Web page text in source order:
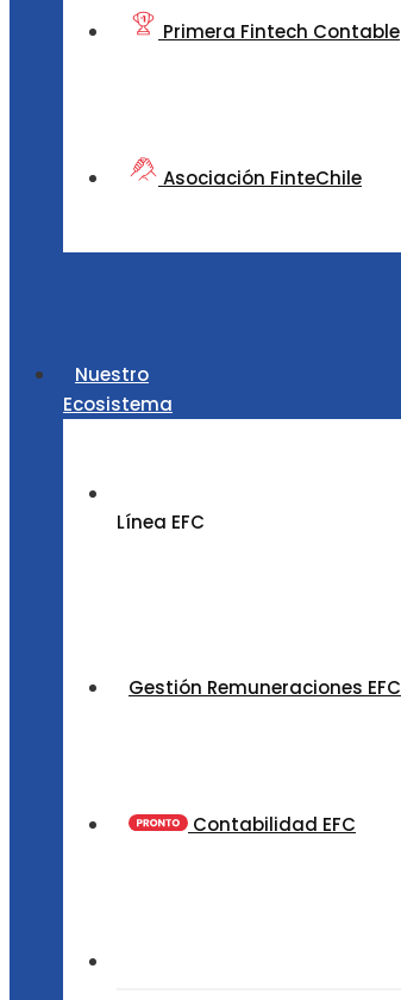
Primera Fintech Contable
Asociación FinteChile
Nuestro
Ecosistema
Línea EFC
Gestión Remuneraciones EFC
Contabilidad EFC